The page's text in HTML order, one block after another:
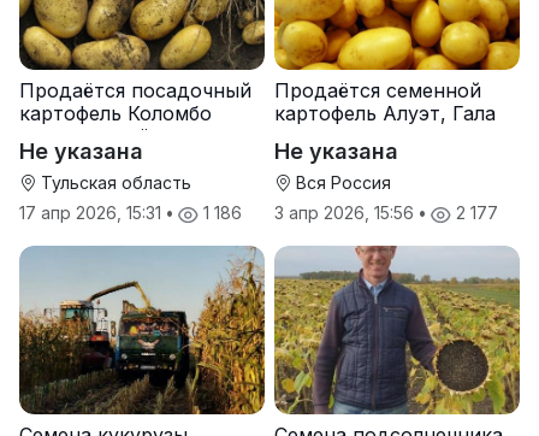
Продаётся посадочный
картофель Коломбо
оптом от трёх тонн
Не указана
Тульская область
17 апр 2026, 15:31 • 1 186
Продаётся семенной
картофель Алуэт, Гала
Не указана
Вся Россия
3 апр 2026, 15:56 • 2 177